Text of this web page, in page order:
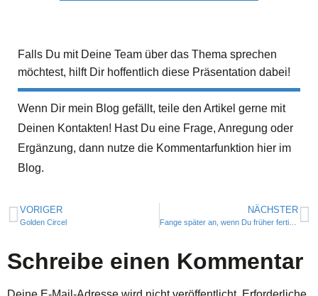
Falls Du mit Deine Team über das Thema sprechen
möchtest, hilft Dir hoffentlich diese Präsentation dabei!
Wenn Dir mein Blog gefällt, teile den Artikel gerne mit
Deinen Kontakten! Hast Du eine Frage, Anregung oder
Ergänzung, dann nutze die Kommentarfunktion hier im
Blog.
VORIGER
Golden Circel
NÄCHSTER
Fange später an, wenn Du früher fertig sein möchtest! – FedEx-Day
Schreibe einen Kommentar